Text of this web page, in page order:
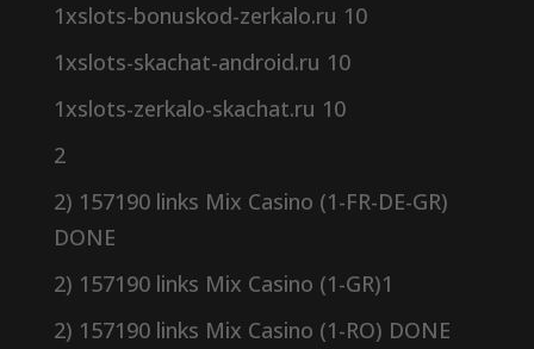
1xslots-bonuskod-zerkalo.ru 10
1xslots-skachat-android.ru 10
1xslots-zerkalo-skachat.ru 10
2
2) 157190 links Mix Casino (1-FR-DE-GR)
DONE
2) 157190 links Mix Casino (1-GR)1
2) 157190 links Mix Casino (1-RO) DONE